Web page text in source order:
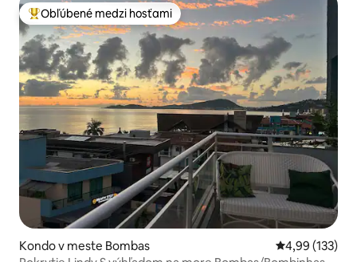
Najobľúbenejšie medzi hosťami
Obľúbené medzi hosťami
Kondo v meste Bombas Priemerné
4,99 (133)